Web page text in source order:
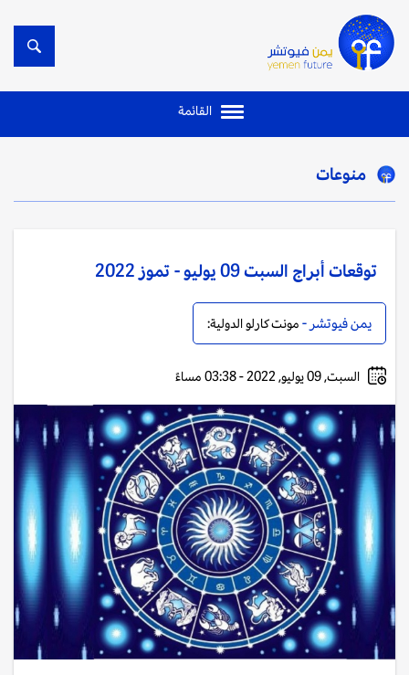
القائمة
منوعات
توقعات أبراج السبت 09 يوليو - تموز 2022
يمن فيوتشر - مونت كارلو الدولية:
السبت, 09 يوليو, 2022 - 03:38 مساءً